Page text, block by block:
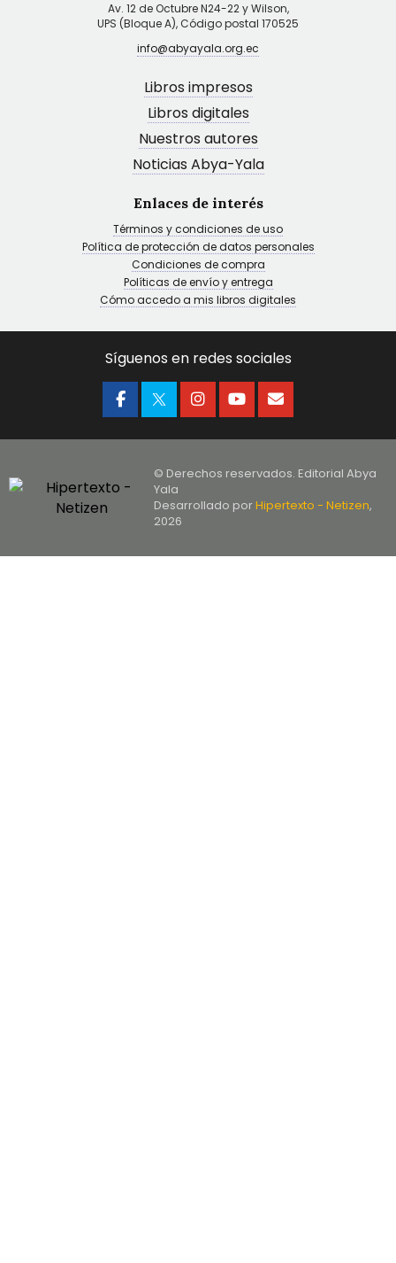
Av. 12 de Octubre N24-22 y Wilson,
UPS (Bloque A), Código postal 170525
info@abyayala.org.ec
Libros impresos
Libros digitales
Nuestros autores
Noticias Abya-Yala
Enlaces de interés
Términos y condiciones de uso
Política de protección de datos personales
Condiciones de compra
Políticas de envío y entrega
Cómo accedo a mis libros digitales
Síguenos en redes sociales
© Derechos reservados. Editorial Abya
Yala
Desarrollado porHipertexto - Netizen,
2026